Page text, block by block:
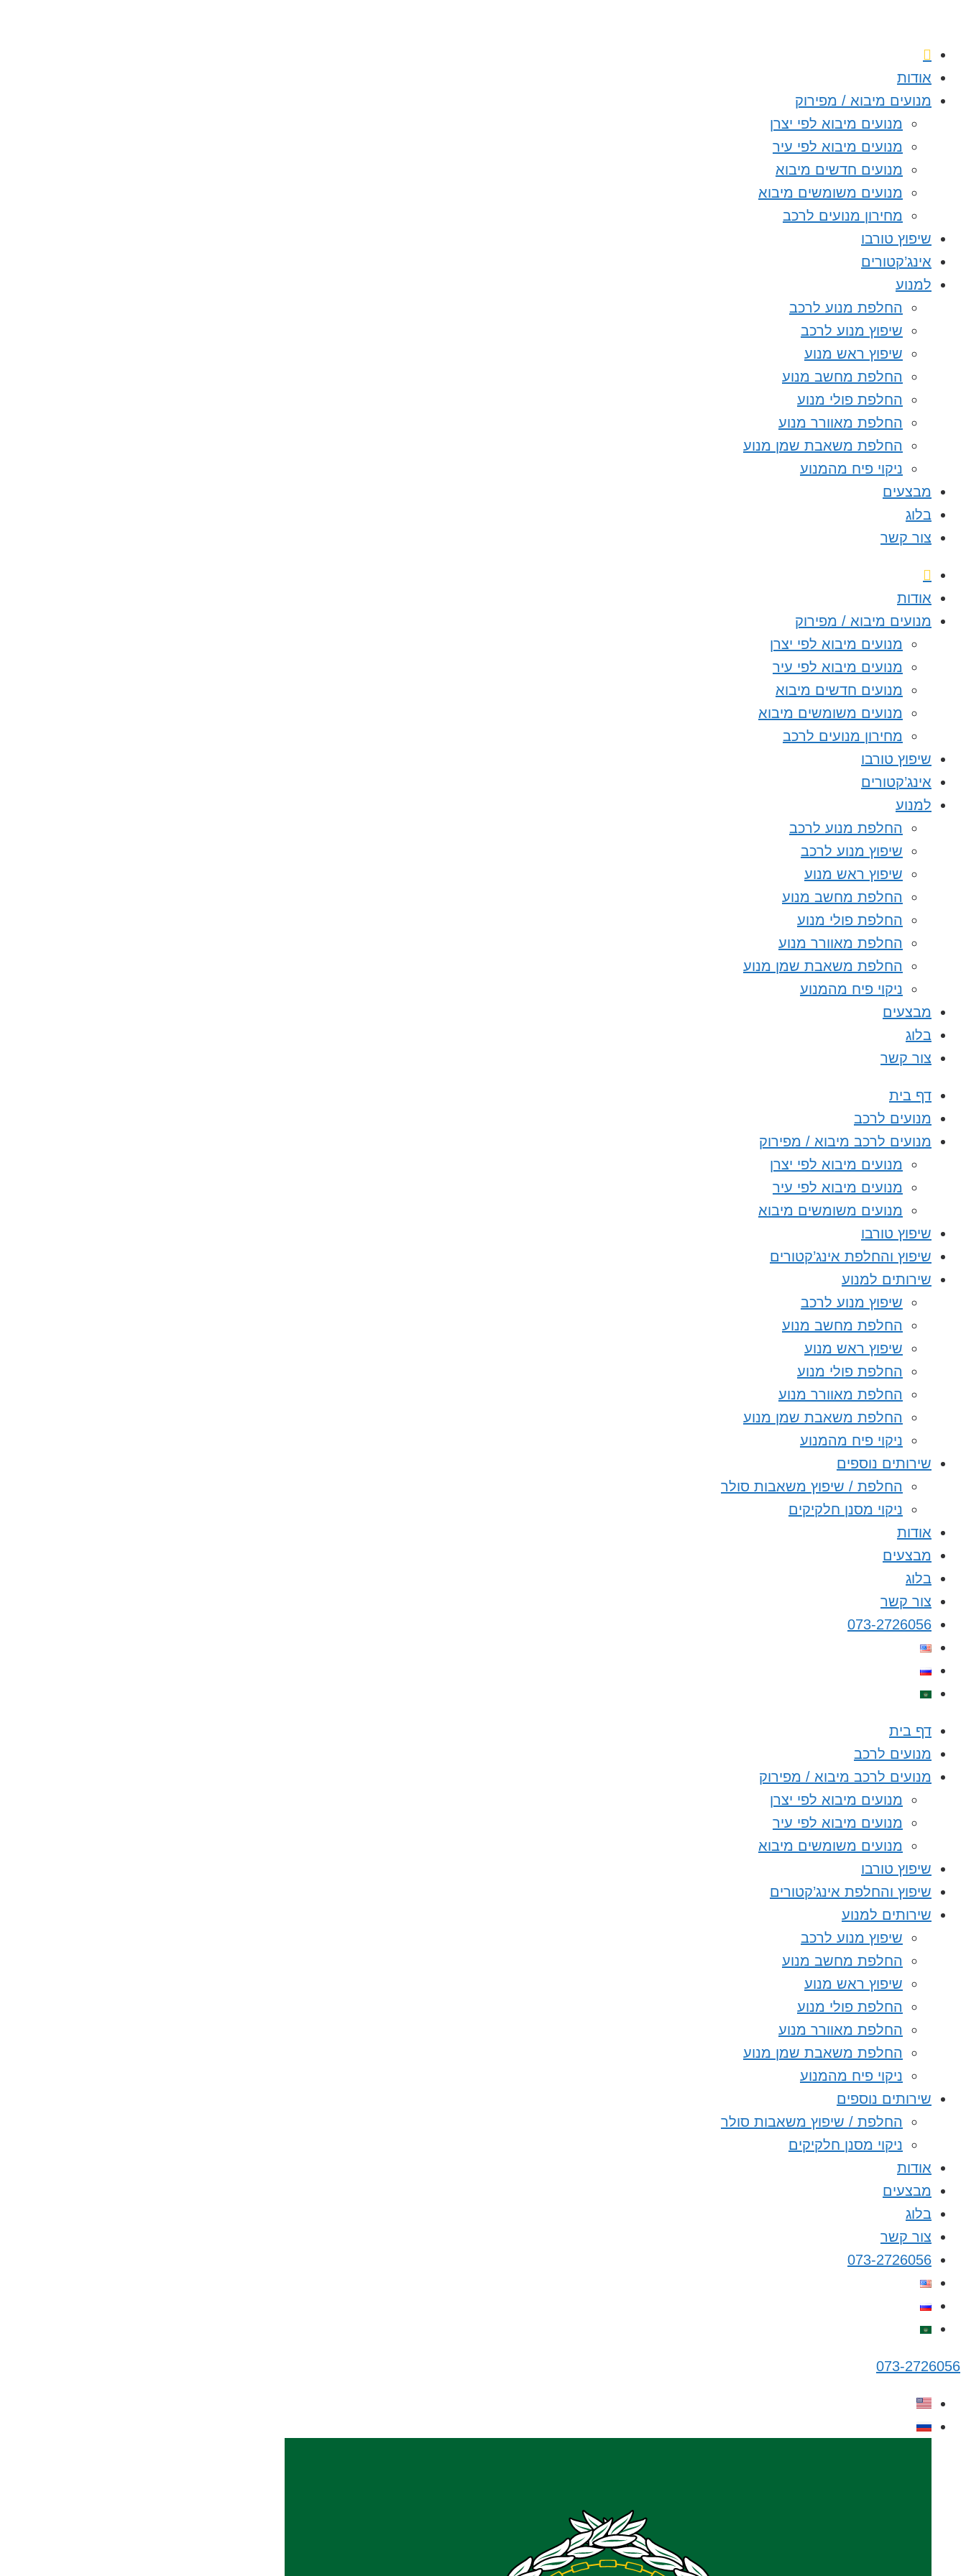
אודות
מנועים מיבוא / מפירוק
מנועים מיבוא לפי יצרן
מנועים מיבוא לפי עיר
מנועים חדשים מיבוא
מנועים משומשים מיבוא
מחירון מנועים לרכב
שיפוץ טורבו
אינג’קטורים
למנוע
החלפת מנוע לרכב
שיפוץ מנוע לרכב
שיפוץ ראש מנוע
החלפת מחשב מנוע
החלפת פולי מנוע
החלפת מאוורר מנוע
החלפת משאבת שמן מנוע
ניקוי פיח מהמנוע
מבצעים
בלוג
צור קשר
אודות
מנועים מיבוא / מפירוק
מנועים מיבוא לפי יצרן
מנועים מיבוא לפי עיר
מנועים חדשים מיבוא
מנועים משומשים מיבוא
מחירון מנועים לרכב
שיפוץ טורבו
אינג’קטורים
למנוע
החלפת מנוע לרכב
שיפוץ מנוע לרכב
שיפוץ ראש מנוע
החלפת מחשב מנוע
החלפת פולי מנוע
החלפת מאוורר מנוע
החלפת משאבת שמן מנוע
ניקוי פיח מהמנוע
מבצעים
בלוג
צור קשר
דף בית
מנועים לרכב
מנועים לרכב מיבוא / מפירוק
מנועים מיבוא לפי יצרן
מנועים מיבוא לפי עיר
מנועים משומשים מיבוא
שיפוץ טורבו
שיפוץ והחלפת אינג’קטורים
שירותים למנוע
שיפוץ מנוע לרכב
החלפת מחשב מנוע
שיפוץ ראש מנוע
החלפת פולי מנוע
החלפת מאוורר מנוע
החלפת משאבת שמן מנוע
ניקוי פיח מהמנוע
שירותים נוספים
החלפת / שיפוץ משאבות סולר
ניקוי מסנן חלקיקים
אודות
מבצעים
בלוג
צור קשר
073-2726056
דף בית
מנועים לרכב
מנועים לרכב מיבוא / מפירוק
מנועים מיבוא לפי יצרן
מנועים מיבוא לפי עיר
מנועים משומשים מיבוא
שיפוץ טורבו
שיפוץ והחלפת אינג’קטורים
שירותים למנוע
שיפוץ מנוע לרכב
החלפת מחשב מנוע
שיפוץ ראש מנוע
החלפת פולי מנוע
החלפת מאוורר מנוע
החלפת משאבת שמן מנוע
ניקוי פיח מהמנוע
שירותים נוספים
החלפת / שיפוץ משאבות סולר
ניקוי מסנן חלקיקים
אודות
מבצעים
בלוג
צור קשר
073-2726056
073-2726056